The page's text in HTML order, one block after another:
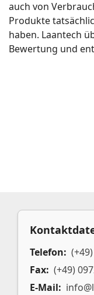
auch von
Produkte
haben. Laantech
Bewertung und
Telefon:
Fax: (+49)
E-Mail: